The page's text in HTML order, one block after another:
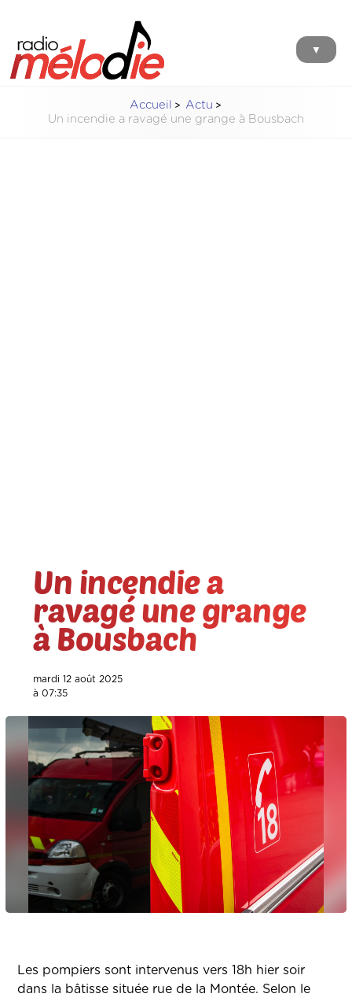
▼
Accueil
Actu
Un incendie a ravagé une grange à Bousbach
Un incendie a
ravagé une grange
à Bousbach
mardi 12 août 2025
à 07:35
Les pompiers sont intervenus vers 18h hier soir
dans la bâtisse située rue de la Montée. Selon le